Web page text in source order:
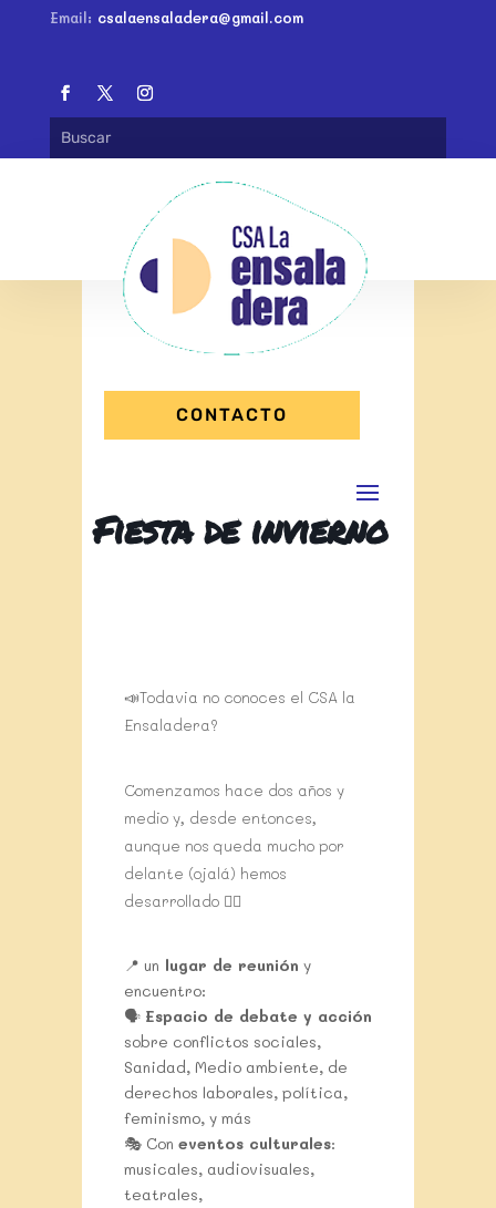
Email: csalaensaladera@gmail.com
CONTACTO
Fiesta de invierno
📣Todavia no conoces el CSA la
Ensaladera?
Comenzamos hace dos años y
medio y, desde entonces,
aunque nos queda mucho por
delante (ojalá) hemos
desarrollado 👇🏽
📍 un lugar de reunión y
encuentro:
🗣 Espacio de debate y acción
sobre conflictos sociales,
Sanidad, Medio ambiente, de
derechos laborales, política,
feminismo, y más
🎭 Con eventos culturales:
musicales, audiovisuales,
teatrales,